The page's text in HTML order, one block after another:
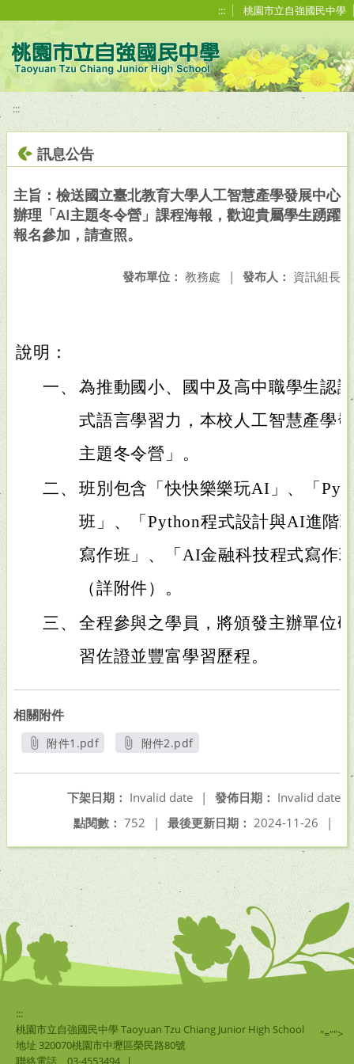
::: 桃園市立自強國民中學
:::
訊息公告
主旨：檢送國立臺北教育大學人工智慧產學發展中心
辦理「AI主題冬令營」課程海報，歡迎貴屬學生踴躍
報名參加，請查照。
發布人： 資訊組長
發布單位： 教務處 |
說明：
一、 為推動國小、國中及高中職學生認
式語言學習力，本校人工智慧產學
主題冬令營」。
二、 班別包含「快快樂樂玩AI」、「
班」、「Python程式設計與AI進階
寫作班」、「AI金融科技程式寫作
（詳附件）。
三、 全程參與之學員，將頒發主辦單位
習佐證並豐富學習歷程。
相關附件
附件1.pdf
附件2.pdf
發佈日期： Invalid date
下架日期： Invalid date
|
最後更新日期： 2024-11-26 |
點閱數： 752 |
:::
桃園市立自強國民中學 Taoyuan Tzu Chiang Junior High School
地址 320070桃園市中壢區榮民路80號
聯絡電話
03-4553494 |
"="">